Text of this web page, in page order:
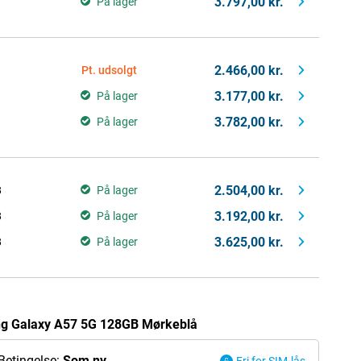
Pt. udsolgt 2.466,00 kr.
På lager 3.177,00 kr.
På lager 3.782,00 kr.
På lager 2.504,00 kr.
På lager 3.192,00 kr.
På lager 3.625,00 kr.
Galaxy A57 5G 128GB Mørkeblå